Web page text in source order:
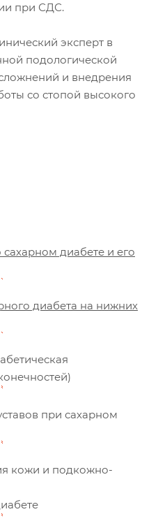
при СДС.
эксперт в
подологической
и внедрения
со стопой высокого
диабете и его
диабета на нижних
при сахарном
кожи и подкожно-